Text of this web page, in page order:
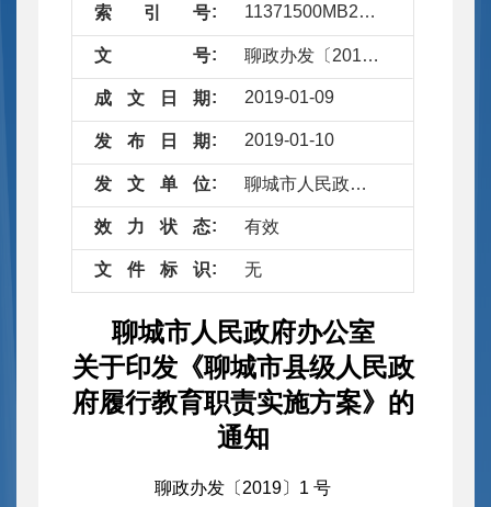
索 引 号 11371500MB28359259/2019-4402808
文 号 聊政办发〔2019〕1号
成 文 日 期 2019-01-09
发 布 日 期 2019-01-10
发 文 单 位 聊城市人民政府办公室
效 力 状 态 有效
文 件 标 识 无
聊城市人民政府办公室
关于印发《聊城市县级人民政
府履行教育职责实施方案》的
通知
聊政办发〔2019〕1 号